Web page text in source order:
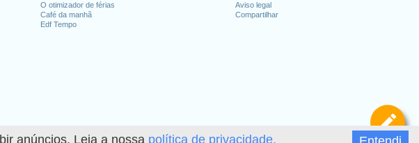
anúncios. Leia a nossa política de privacidade.
O otimizador de férias
Café da manhã
Edf Tempo
Aviso legal
Compartilhar